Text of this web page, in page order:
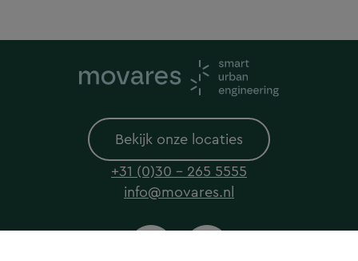
Bekijk onze locaties
+31 (0)30 - 265 5555
info@movares.nl